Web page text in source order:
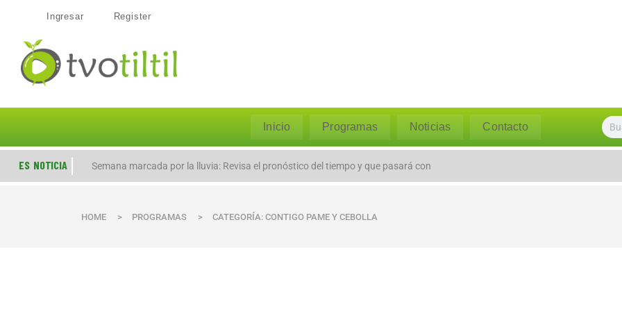
Ingresar Register
Inicio Programas Noticias Contacto
ES NOTICIA Semana marcada por la lluvia: Revisa el pronóstico del tiempo y que pasará con
HOME > PROGRAMAS > CATEGORÍA: CONTIGO PAME Y CEBOLLA